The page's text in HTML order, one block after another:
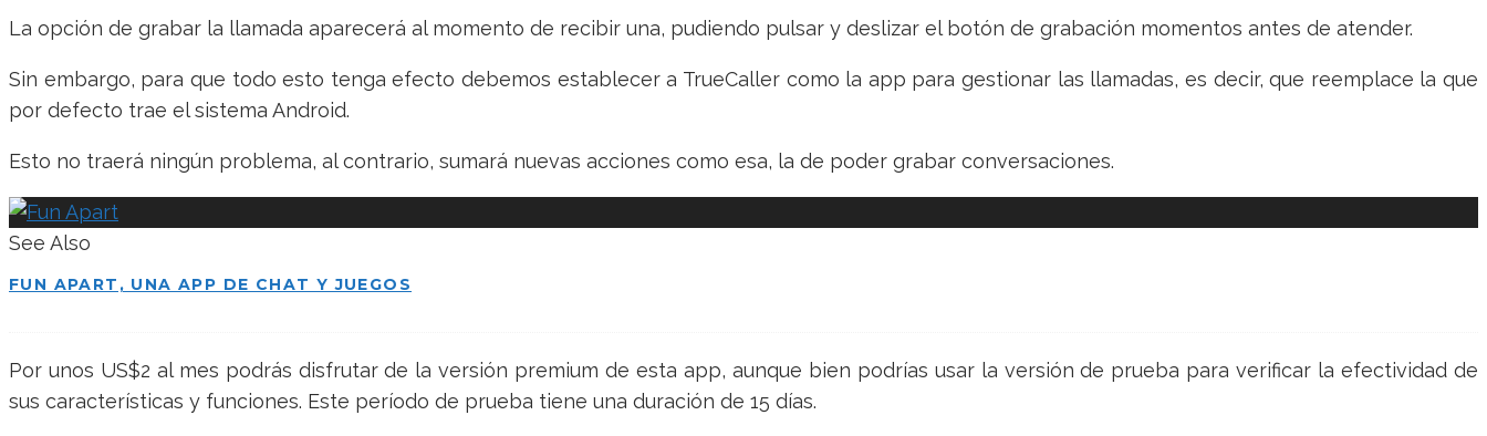
La opción de grabar la llamada aparecerá al momento de recibir una, pudiendo pulsar y deslizar el botón de grabación momentos antes de atender.
Sin embargo, para que todo esto tenga efecto debemos establecer a TrueCaller como la app para gestionar las llamadas, es decir, que reemplace la que
por defecto trae el sistema Android.
Esto no traerá ningún problema, al contrario, sumará nuevas acciones como esa, la de poder grabar conversaciones.
See Also
FUN APART, UNA APP DE CHAT Y JUEGOS
Por unos US$2 al mes podrás disfrutar de la versión premium de esta app, aunque bien podrías usar la versión de prueba para verificar la efectividad de
sus características y funciones. Este período de prueba tiene una duración de 15 días.